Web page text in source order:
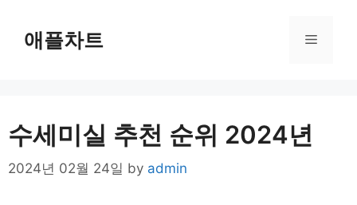
content애플차트 Menu
수세미실 추천 순위 2024년
2024년 02월 24일 by admin